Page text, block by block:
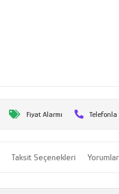
Fiyat Alarmı
Taksit Seçenekleri Yorumlar